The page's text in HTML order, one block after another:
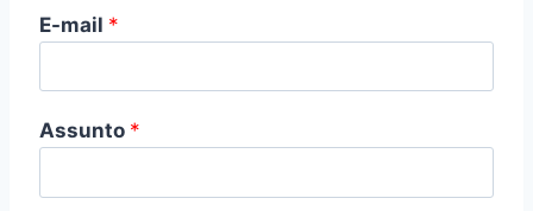
E-mail *
Assunto *